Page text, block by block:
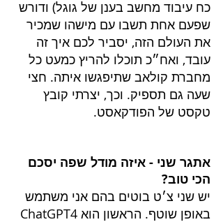
כח עיבוד מחשב בענן של גוגל) ודורש
שפעם אחת תשבו עם מישהו שמכיר
את העולם הזה, יסביר לכם איך זה
עובד, ואח״כ תוכלו להריץ כמעט כל
מחברת קולאב שתיפגשו איתה. חצי
שעה גם תספיק. וכך, יצרתי קובץ
טקסט של הפודקאסט.
אתגר שני - איזה מודל שפה יסכם
הכי טוב?
יש שני צ׳ט בוטים בהם אני משתמש